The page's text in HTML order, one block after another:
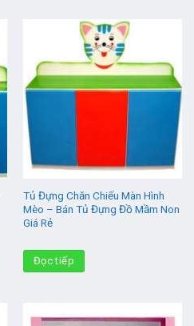
Tủ Đựng Chăn Chiếu Màn Hình
Mèo – Bán Tủ Đựng Đồ Mầm Non
Giá Rẻ
Đọc tiếp